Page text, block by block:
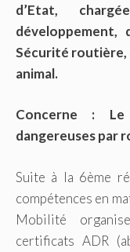
d’Etat,
développement,
Sécurité routière,
animal.
Concerne : Le
dangereuses par
Suite à la 6ème
compétences en
Mobilité
certificats ADR